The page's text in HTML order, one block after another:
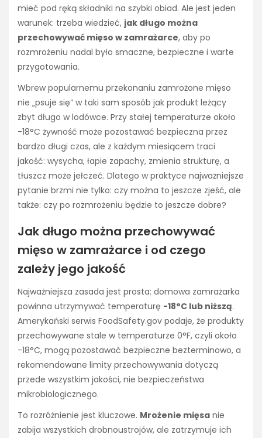
mieć pod ręką składniki na szybki obiad. Ale jest jeden
warunek: trzeba wiedzieć, jak długo można
przechowywać mięso w zamrażarce, aby po
rozmrożeniu nadal było smaczne, bezpieczne i warte
przygotowania.
Wbrew popularnemu przekonaniu zamrożone mięso
nie „psuje się” w taki sam sposób jak produkt leżący
zbyt długo w lodówce. Przy stałej temperaturze około
-18°C żywność może pozostawać bezpieczna przez
bardzo długi czas, ale z każdym miesiącem traci
jakość: wysycha, łapie zapachy, zmienia strukturę, a
tłuszcz może jełczeć. Dlatego w praktyce najważniejsze
pytanie brzmi nie tylko: czy można to jeszcze zjeść, ale
także: czy po rozmrożeniu będzie to jeszcze dobre?
Jak długo można przechowywać
mięso w zamrażarce i od czego
zależy jego jakość
Najważniejsza zasada jest prosta: domowa zamrażarka
powinna utrzymywać temperaturę -18°C lub niższą.
Amerykański serwis FoodSafety.gov podaje, że produkty
przechowywane stale w temperaturze 0°F, czyli około
-18°C, mogą pozostawać bezpieczne bezterminowo, a
rekomendowane limity przechowywania dotyczą
przede wszystkim jakości, nie bezpieczeństwa
mikrobiologicznego.
To rozróżnienie jest kluczowe. Mrożenie mięsa nie
zabija wszystkich drobnoustrojów, ale zatrzymuje ich